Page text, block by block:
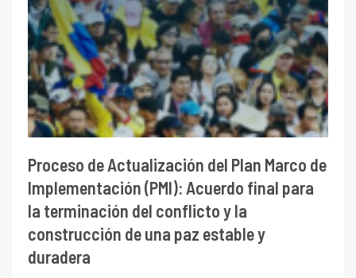
Proceso de Actualización del Plan Marco de
Implementación (PMI): Acuerdo final para
la terminación del conflicto y la
construcción de una paz estable y
duradera